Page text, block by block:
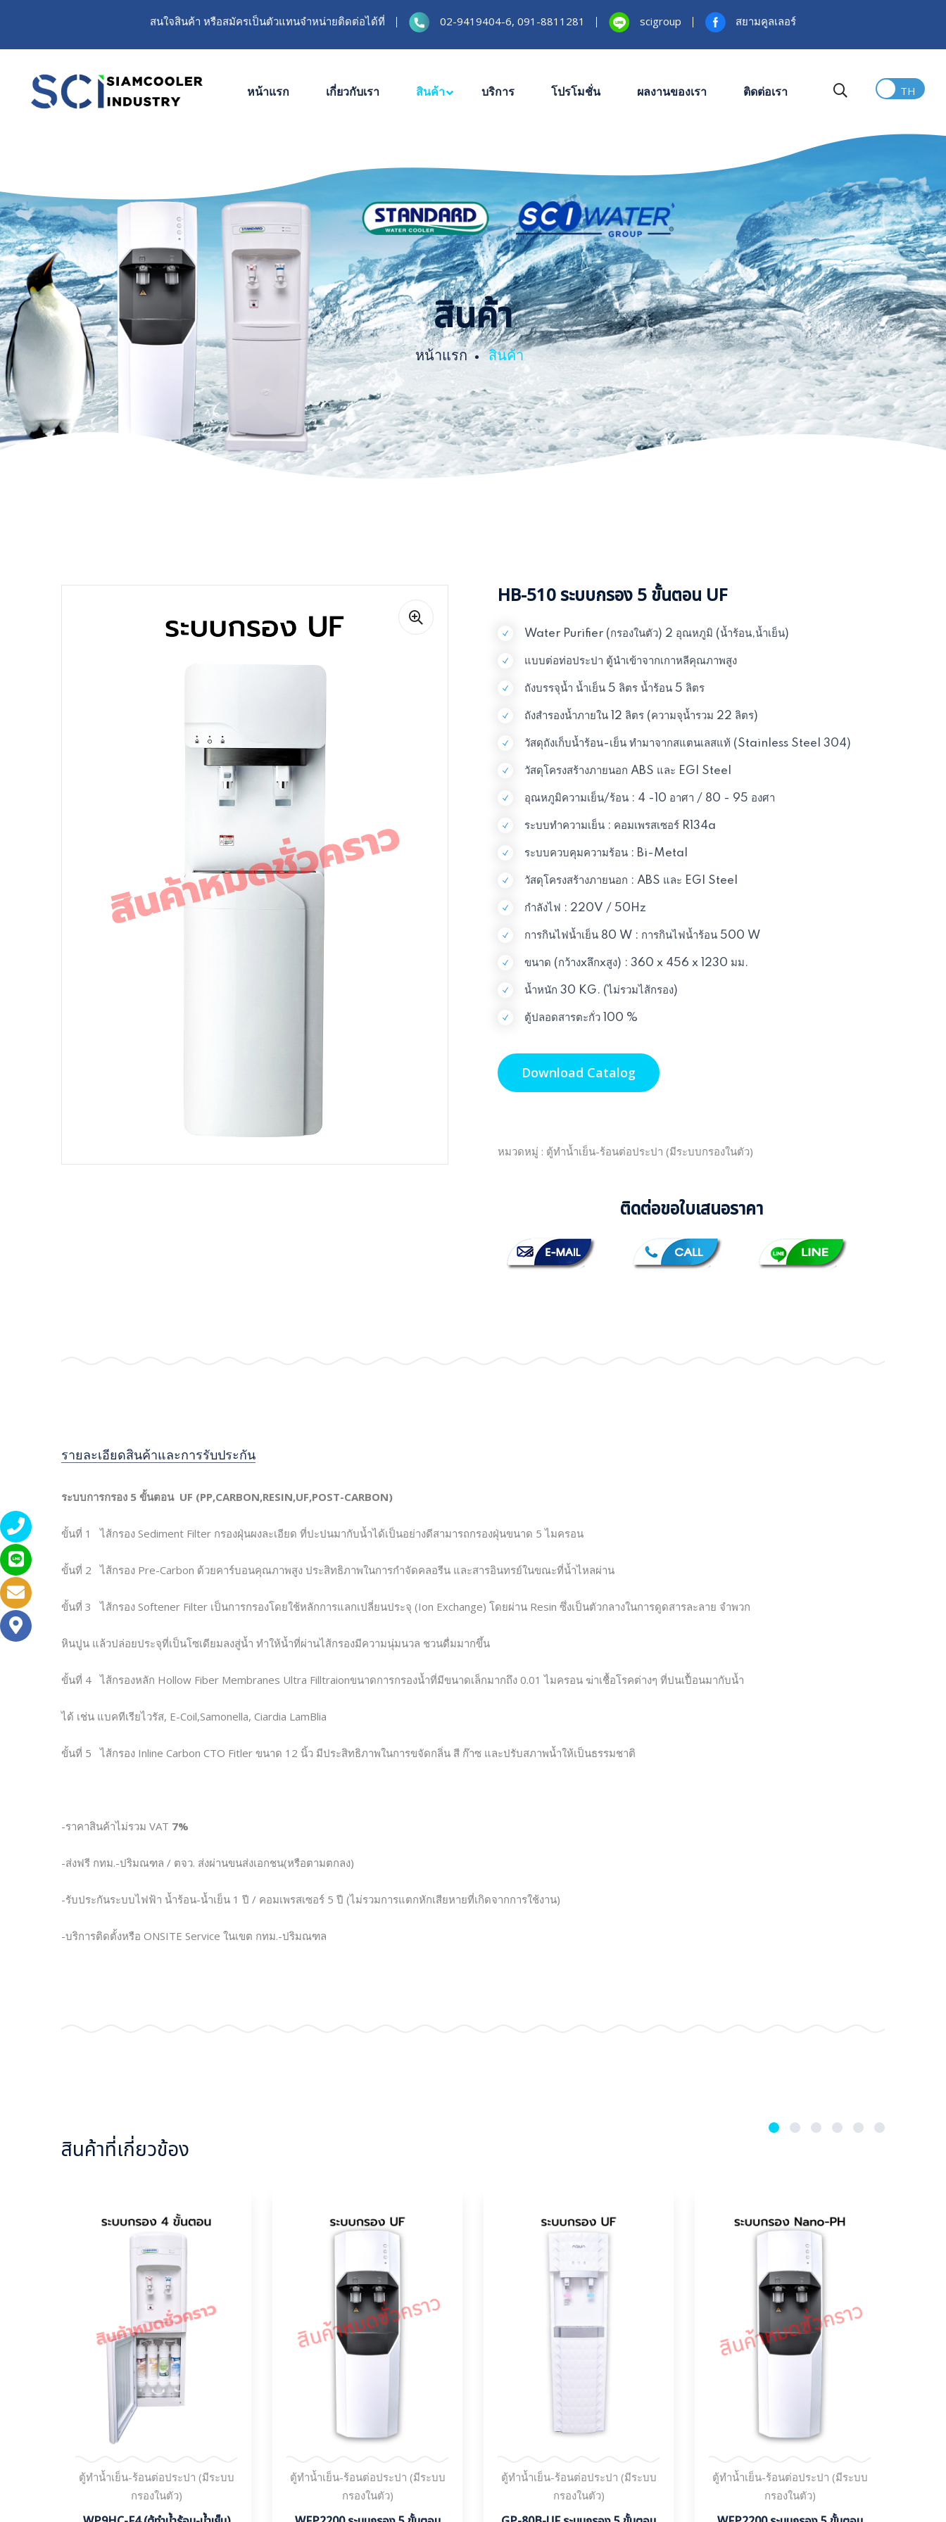
สนใจสินค้า หรือสมัครเป็นตัวแทนจำหน่ายติดต่อได้ที่ 02-9419404-6, 091-8811281 scigroup สยามคูลเลอร์
หน้าแรก เกี่ยวกับเรา สินค้า บริการ โปรโมชั่น ผลงานของเรา ติดต่อเรา
สินค้า
หน้าแรก สินค้า
HB-510 ระบบกรอง 5 ขั้นตอน UF
Water Purifier (กรองในตัว) 2 อุณหภูมิ (น้ำร้อน,น้ำเย็น)
แบบต่อท่อประปา ตู้นำเข้าจากเกาหลีคุณภาพสูง
ถังบรรจุน้ำ น้ำเย็น 5 ลิตร น้ำร้อน 5 ลิตร
ถังสำรองน้ำภายใน 12 ลิตร (ความจุน้ำรวม 22 ลิตร)
วัสดุถังเก็บน้ำร้อน-เย็น ทำมาจากสแตนเลสแท้ (Stainless Steel 304)
วัสดุโครงสร้างภายนอก ABS และ EGI Steel
อุณหภูมิความเย็น/ร้อน : 4 -10 อาศา / 80 - 95 องศา
ระบบทำความเย็น : คอมเพรสเซอร์ R134a
ระบบควบคุมความร้อน : Bi-Metal
วัสดุโครงสร้างภายนอก : ABS และ EGI Steel
กำลังไฟ : 220V / 50Hz
การกินไฟน้ำเย็น 80 W : การกินไฟน้ำร้อน 500 W
ขนาด (กว้างxลึกxสูง) : 360 x 456 x 1230 มม.
น้ำหนัก 30 KG. (ไม่รวมไส้กรอง)
ตู้ปลอดสารตะกั่ว 100 %
Download Catalog
หมวดหมู่ : ตู้ทำน้ำเย็น-ร้อนต่อประปา (มีระบบกรองในตัว)
ติดต่อขอใบเสนอราคา
รายละเอียดสินค้าและการรับประกัน
ระบบการกรอง 5 ขั้นตอน UF (PP,CARBON,RESIN,UF,POST-CARBON)
ขั้นที่ 1 ไส้กรอง Sediment Filter กรองฝุ่นผงละเอียด ที่ปะปนมากับน้ำได้เป็นอย่างดีสามารถกรองฝุ่นขนาด 5 ไมครอน
ขั้นที่ 2 ไส้กรอง Pre-Carbon ด้วยคาร์บอนคุณภาพสูง ประสิทธิภาพในการกำจัดคลอรีน และสารอินทรย์ในขณะที่น้ำไหลผ่าน
ขั้นที่ 3 ไส้กรอง Softener Filter เป็นการกรองโดยใช้หลักการแลกเปลี่ยนประจุ (Ion Exchange) โดยผ่าน Resin ซึ่งเป็นตัวกลางในการดูดสารละลาย จำพวก
หินปูน แล้วปล่อยประจุที่เป็นโซเดียมลงสู่น้ำ ทำให้น้ำที่ผ่านไส้กรองมีความนุ่มนวล ชวนดื่มมากขึ้น
ขั้นที่ 4 ไส้กรองหลัก Hollow Fiber Membranes Ultra Filltraionขนาดการกรองน้ำที่มีขนาดเล็กมากถึง 0.01 ไมครอน ฆ่าเชื้อโรคต่างๆ ที่ปนเปื้อนมากับน้ำ
ได้ เช่น แบคทีเรียไวรัส, E-Coil,Samonella, Ciardia LamBlia
ขั้นที่ 5 ไส้กรอง Inline Carbon CTO Fitler ขนาด 12 นิ้ว มีประสิทธิภาพในการขจัดกลิ่น สี ก๊าซ และปรับสภาพน้ำให้เป็นธรรมชาติ
-ราคาสินค้าไม่รวม VAT 7%
-ส่งฟรี กทม.-ปริมณฑล / ตจว. ส่งผ่านขนส่งเอกชน(หรือตามตกลง)
-รับประกันระบบไฟฟ้า น้ำร้อน-น้ำเย็น 1 ปี / คอมเพรสเซอร์ 5 ปี (ไม่รวมการแตกหักเสียหายที่เกิดจากการใช้งาน)
-บริการติดตั้งหรือ ONSITE Service ในเขต กทม.-ปริมณฑล
สินค้าที่เกี่ยวข้อง
ตู้ทำน้ำเย็น-ร้อนต่อประปา (มีระบบ
กรองในตัว)
ตู้ทำน้ำเย็น-ร้อนต่อประปา (มีระบบ
กรองในตัว)
ตู้ทำน้ำเย็น-ร้อนต่อประปา (มีระบบ
กรองในตัว)
ตู้ทำน้ำเย็น-ร้อนต่อประปา (มีระบบ
กรองในตัว)